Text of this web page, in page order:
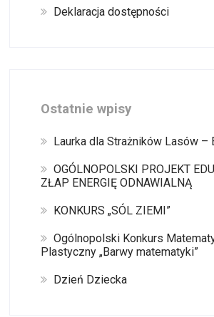
Deklaracja dostępności
Ostatnie wpisy
Laurka dla Strażników Lasów –
OGÓLNOPOLSKI PROJEKT
ZŁAP ENERGIĘ ODNAWIALNĄ
KONKURS „SÓL ZIEMI”
Ogólnopolski Konkurs
Plastyczny „Barwy matematyki”
Dzień Dziecka